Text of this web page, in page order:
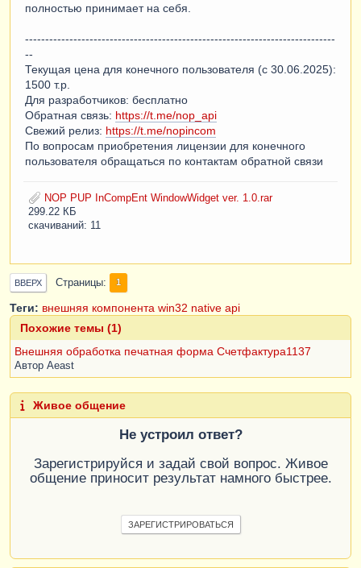
полностью принимает на себя.
-----------------------------------------------------------------------------
--
Текущая цена для конечного пользователя (с 30.06.2025):
1500 т.р.
Для разработчиков: бесплатно
Обратная связь: https://t.me/nop_api
Свежий релиз: https://t.me/nopincom
По вопросам приобретения лицензии для конечного
пользователя обращаться по контактам обратной связи
NOP PUP InCompEnt WindowWidget ver. 1.0.rar
299.22 КБ
скачиваний: 11
ВВЕРХ Страницы 1
Теги: внешняя компонента win32 native api
Похожие темы (1)
Внешняя обработка печатная форма Счетфактура1137
Автор Aeast
Живое общение
Не устроил ответ?
Зарегистрируйся и задай свой вопрос. Живое
общение приносит результат намного быстрее.
ЗАРЕГИСТРИРОВАТЬСЯ